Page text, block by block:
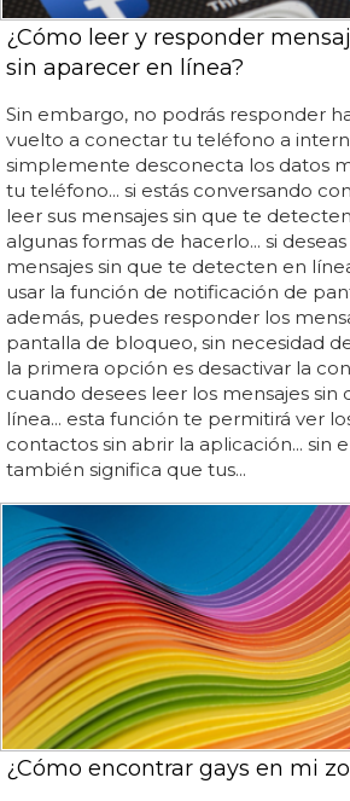
¿Cómo leer y responder
sin aparecer en línea?
Sin embargo, no podrás responder
vuelto a conectar tu teléfono a
simplemente desconecta los datos
tu teléfono... si estás conversando
leer sus mensajes sin que te
algunas formas de hacerlo... si
mensajes sin que te detecten en
usar la función de notificación de
además, puedes responder los
pantalla de bloqueo, sin necesidad
la primera opción es desactivar la
cuando desees leer los mensajes
línea... esta función te permitirá ver
contactos sin abrir la aplicación... sin
también significa que tus...
¿Cómo encontrar gays en mi